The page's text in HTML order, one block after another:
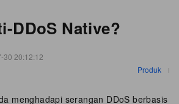
DDoS Native?
30 20:12:12
Produk
menghadapi serangan DDoS berbasis